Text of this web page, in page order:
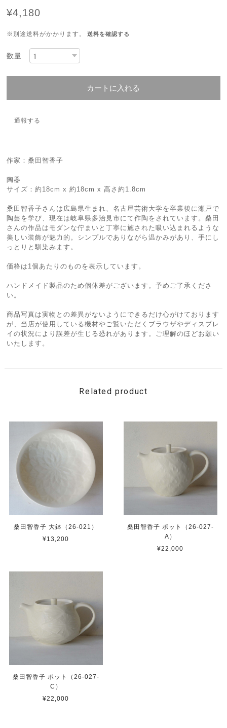
¥4,180
※別途送料がかかります。 送料を確認する
数量
カートに入れる
通報する
作家：桑田智香子
陶器
サイズ：約18cm x 約18cm x 高さ約1.8cm
桑田智香子さんは広島県生まれ、名古屋芸術大学を卒業後に瀬戸で
陶芸を学び、現在は岐阜県多治見市にて作陶をされています。桑田
さんの作品はモダンな佇まいと丁寧に施された吸い込まれるような
美しい装飾が魅力的。シンプルでありながら温かみがあり、手にし
っとりと馴染みます。
価格は1個あたりのものを表示しています。
ハンドメイド製品のため個体差がございます。予めご了承くださ
い。
商品写真は実物との差異がないようにできるだけ心がけております
が、当店が使用している機材やご覧いただくブラウザやディスプレ
イの状況により誤差が生じる恐れがあります。ご理解のほどお願い
いたします。
Related product
桑田智香子 大鉢（26-021）
¥13,200
桑田智香子 ポット（26-027-
A）
¥22,000
桑田智香子 ポット（26-027-
C）
¥22,000